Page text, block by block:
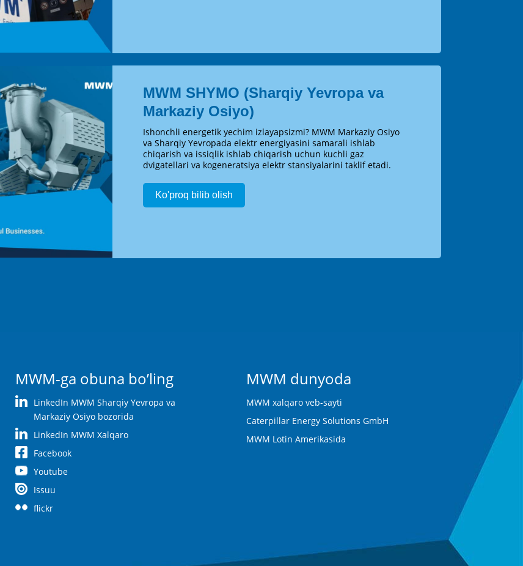
MWM SHYMO (Sharqiy Yevropa va
Markaziy Osiyo)
Ishonchli energetik yechim izlayapsizmi? MWM Markaziy Osiyo
va Sharqiy Yevropada elektr energiyasini samarali ishlab
chiqarish va issiqlik ishlab chiqarish uchun kuchli gaz
dvigatellari va kogeneratsiya elektr stansiyalarini taklif etadi.
Ko'proq bilib olish
MWM-ga obuna bo’ling
LinkedIn MWM Sharqiy Yevropa va
Markaziy Osiyo bozorida
LinkedIn MWM Xalqaro
Facebook
Youtube
Issuu
flickr
MWM dunyoda
MWM xalqaro veb-sayti
Caterpillar Energy Solutions GmbH
MWM Lotin Amerikasida